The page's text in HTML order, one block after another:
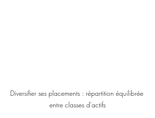
Diversifier ses placements : répartition équilibrée
entre classes d'actifs